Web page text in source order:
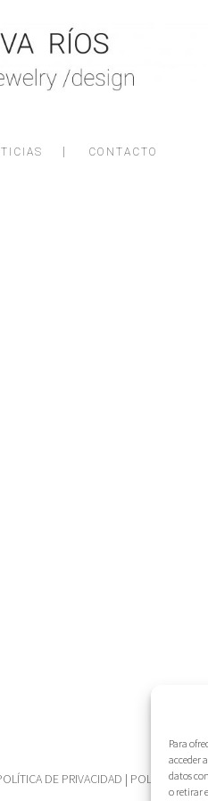
Para
acceder
datos
o retirar
CONTACTO
DE PRIVACIDAD | POLÍTICA DE